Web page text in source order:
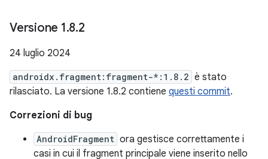
Versione 1.8.2
24 luglio 2024
androidx.fragment:fragment-*:1.8.2 è stato
rilasciato. La versione 1.8.2 contiene questi commit.
Correzioni di bug
AndroidFragment ora gestisce correttamente i
casi in cui il fragment principale viene inserito nello